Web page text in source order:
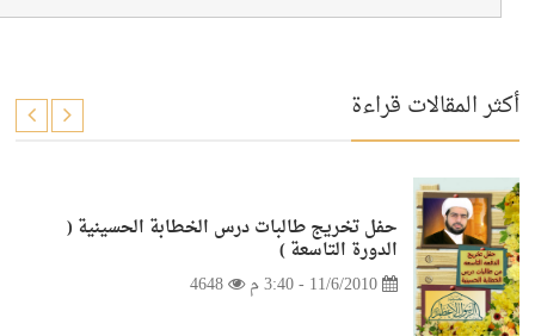
أكثر المقالات قراءة
حفل تخريج طالبات درس الخطابة الحسينية (
الدورة التاسعة )
11/6/2010 - 3:40 م
4648